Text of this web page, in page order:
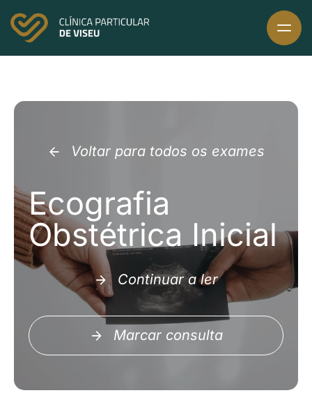
Skip
Voltar para todos os exames
Ecografia
Obstétrica Inicial
Continuar a ler
Marcar consulta